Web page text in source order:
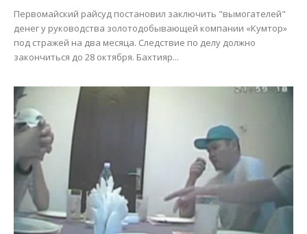
Первомайский райсуд постановил заключить "вымогателей"
денег у руководства золотодобывающей компании «Кумтор»
под стражей на два месяца. Следствие по делу должно
закончиться до 28 октября. Бахтияр...